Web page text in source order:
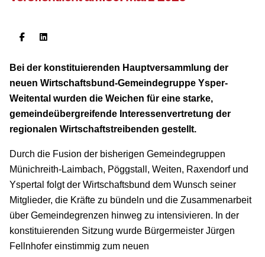
Bei der konstituierenden Hauptversammlung der
neuen Wirtschaftsbund-Gemeindegruppe Ysper-
Weitental wurden die Weichen für eine starke,
gemeindeübergreifende Interessenvertretung der
regionalen Wirtschaftstreibenden gestellt.
Durch die Fusion der bisherigen Gemeindegruppen
Münichreith-Laimbach, Pöggstall, Weiten, Raxendorf und
Yspertal folgt der Wirtschaftsbund dem Wunsch seiner
Mitglieder, die Kräfte zu bündeln und die Zusammenarbeit
über Gemeindegrenzen hinweg zu intensivieren. In der
konstituierenden Sitzung wurde Bürgermeister Jürgen
Fellnhofer einstimmig zum neuen